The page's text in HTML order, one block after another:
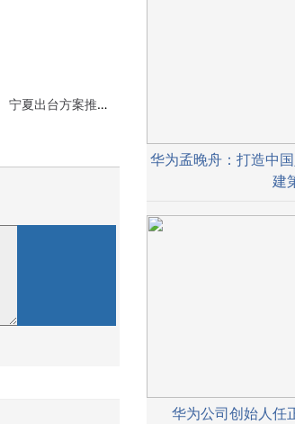
案推动人工智能应用
华为孟晚舟：打造中
建
华为公司创始人任